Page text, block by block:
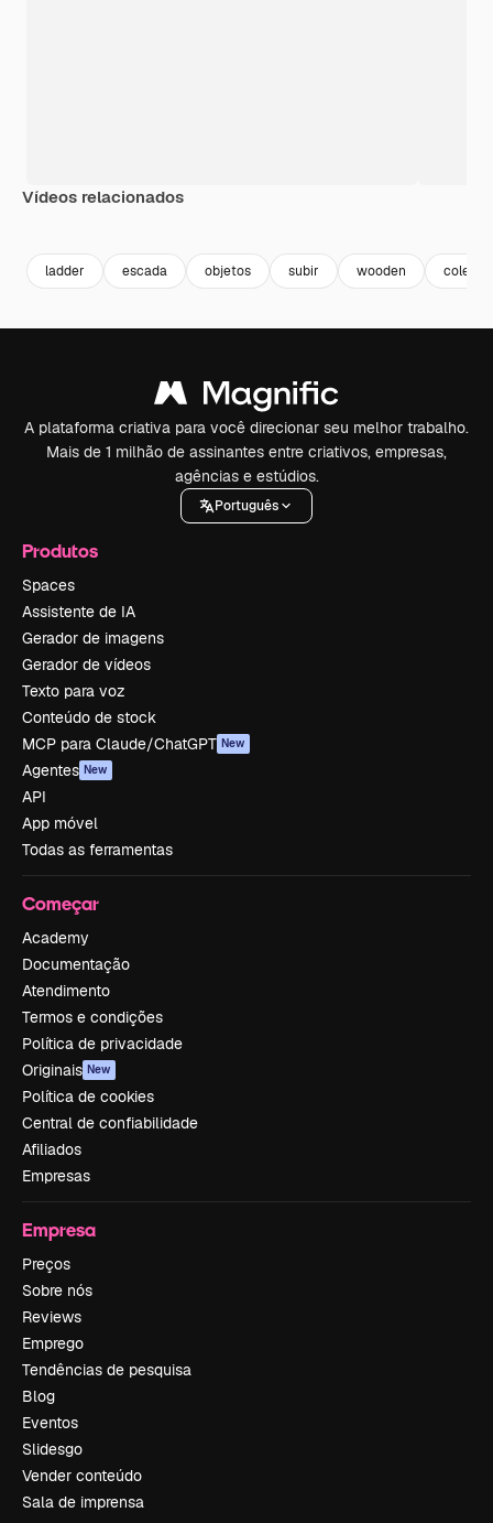
Vídeos relacionados
ladder escada objetos subir wooden colecao
A plataforma criativa para você direcionar seu melhor trabalho.
Mais de 1 milhão de assinantes entre criativos, empresas,
agências e estúdios.
Português
Produtos
Spaces
Assistente de IA
Gerador de imagens
Gerador de vídeos
Texto para voz
Conteúdo de stock
MCP para Claude/ChatGPT New
Agentes New
API
App móvel
Todas as ferramentas
Começar
Academy
Documentação
Atendimento
Termos e condições
Política de privacidade
Originais New
Política de cookies
Central de confiabilidade
Afiliados
Empresas
Empresa
Preços
Sobre nós
Reviews
Emprego
Tendências de pesquisa
Blog
Eventos
Slidesgo
Vender conteúdo
Sala de imprensa